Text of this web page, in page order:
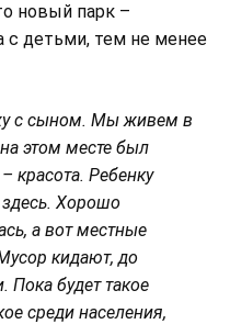
новый парк –
с детьми, тем не менее
с сыном. Мы живем в
этом месте был
красота. Ребенку
здесь. Хорошо
а вот местные
кидают, до
Пока будет такое
среди населения,